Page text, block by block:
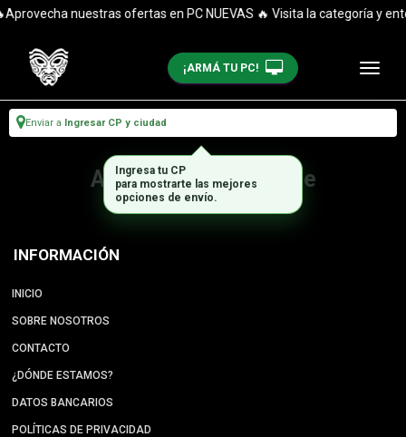
nuestras ofertas en PC NUEVAS 🔥 Visita la categoría y
¡ARMÁ TU PC!
Enviar a Ingresar CP y ciudad
Artículo no disponible
INFORMACIÓN
INICIO
SOBRE NOSOTROS
CONTACTO
¿DÓNDE ESTAMOS?
DATOS BANCARIOS
POLÍTICAS DE PRIVACIDAD
Ingresa tu CP
para mostrarte las mejores
opciones de envío.